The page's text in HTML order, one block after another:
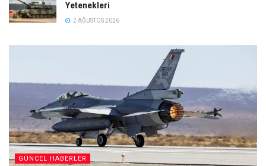
Yetenekleri
2 AĞUSTOS 2026
GÜNCEL HABERLER